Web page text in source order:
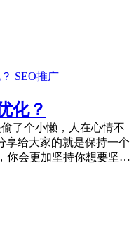
SEO推广
化？
了个小懒，人在心情不
享给大家的就是保持一个
你会更加坚持你想要坚持